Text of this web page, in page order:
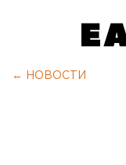
← НОВОСТИ